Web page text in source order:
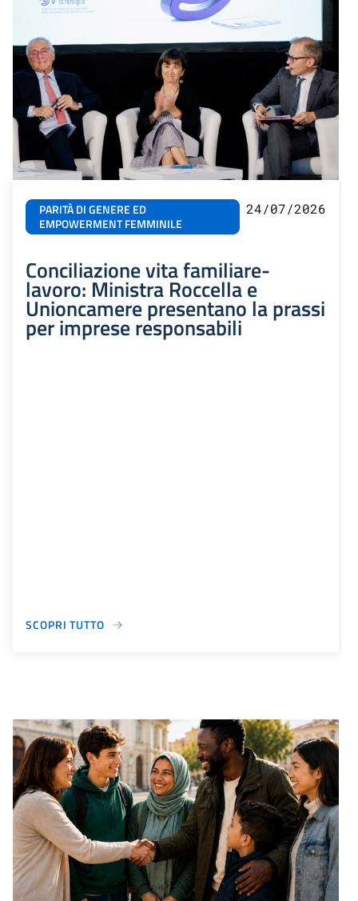
PARITÀ DI GENERE ED
EMPOWERMENT FEMMINILE
24/07/2026
Conciliazione vita familiare-
lavoro: Ministra Roccella e
Unioncamere presentano la prassi
per imprese responsabili
SCOPRI TUTTO